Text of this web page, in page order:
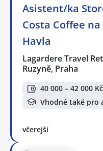
Asistent/ka
Costa Coffee
Havla
Lagardere Travel
Ruzyně, Praha
40 000 – 42 000 Kč
Vhodné také pro
včerejší